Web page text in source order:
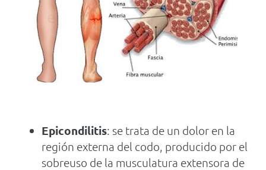
Epicondilitis: se trata de un dolor en la
región externa del codo, producido por el
sobreuso de la musculatura extensora de